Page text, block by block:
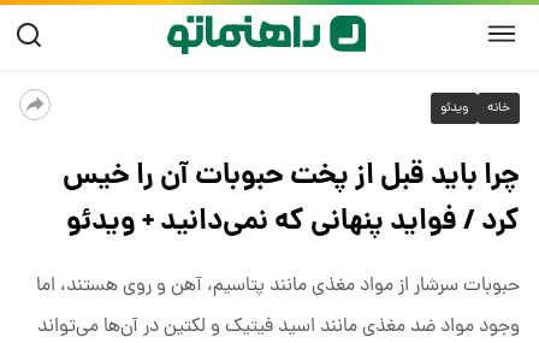
خانه ویدئو
چرا باید قبل از پخت حبوبات آن را خیس
کرد / فواید پنهانی که نمی‌دانید + ویدئو
حبوبات سرشار از مواد مغذی مانند پتاسیم، آهن و روی هستند، اما
وجود مواد ضد مغذی مانند اسید فیتیک و لکتین در آن‌ها می‌تواند